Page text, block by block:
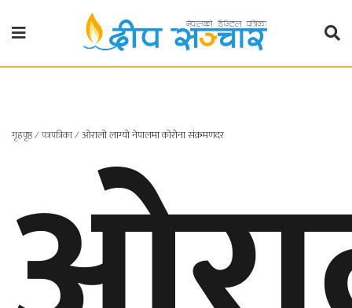
गृहपृष्ठ
प्रदेश
१
गृहपृष्ठ∕पत्रपत्रिका∕ओरालो लाग्यो नेपालमा कोरोना संक्रमणदर